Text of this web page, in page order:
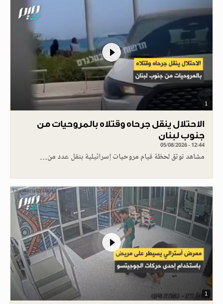
1
الاحتلال ينقل جرحاه وقتلاه بالمروحيات من
جنوب لبنان
05/08/2026 - 12:44
مشاهد توثق لحظة قيام مروحيات إسرائيلية بنقل عدد من…
1